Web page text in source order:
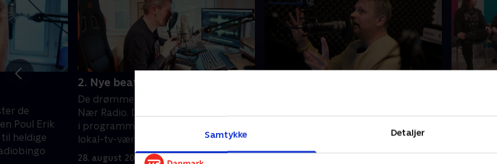
Samtykke Detaljer
de
Poul Erik
heldige
2. Nye beats og ridset vinyl
De drømmer stort hos Skanderborg
Nær Radio. De satser på kendiseffekt
i programmerne og håber på, at
lokal-tv-vært og influencer Jarin
Bertelsen kan levere det
28. august 2024 • 10 min
Radio Djursland henter sin inspiration
fra 80'ernes radiolegende Kim
4.
På Den
roulade